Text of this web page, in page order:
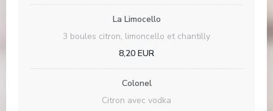
La Limocello
3 boules citron, limoncello et chantilly
8,20 EUR
Colonel
Citron avec vodka